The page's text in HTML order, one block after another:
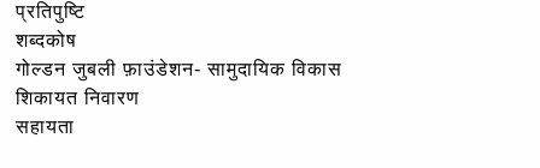
प्रतिपुष्टि
शब्दकोष
गोल्‍डन जुबली फ़ाउंडेशन- सामुदायिक विकास
शिकायत निवारण
सहायता